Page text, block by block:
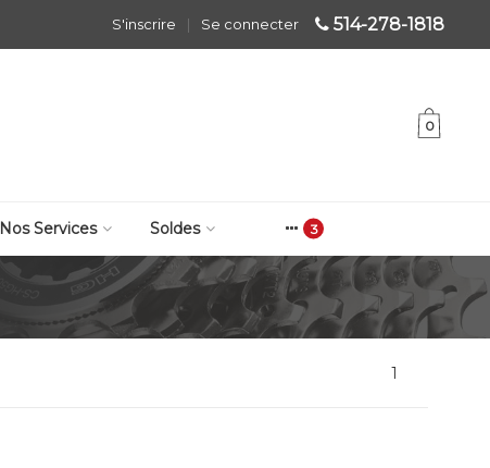
514-278-1818
Se connecter
|
S'inscrire
0
Nos Services Soldes
1